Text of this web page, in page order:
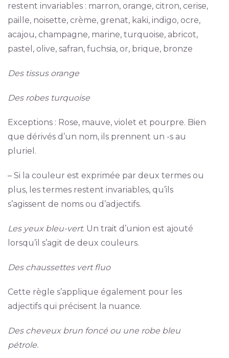
restent invariables : marron, orange, citron, cerise,
paille, noisette, crème, grenat, kaki, indigo, ocre,
acajou, champagne, marine, turquoise, abricot,
pastel, olive, safran, fuchsia, or, brique, bronze
Des tissus orange
Des robes turquoise
Exceptions : Rose, mauve, violet et pourpre. Bien
que dérivés d’un nom, ils prennent un -s au
pluriel.
– Si la couleur est exprimée par deux termes ou
plus, les termes restent invariables, qu’ils
s’agissent de noms ou d’adjectifs.
Les yeux bleu-vert. Un trait d’union est ajouté
lorsqu’il s’agit de deux couleurs.
Des chaussettes vert fluo
Cette règle s’applique également pour les
adjectifs qui précisent la nuance.
Des cheveux brun foncé ou une robe bleu
pétrole.